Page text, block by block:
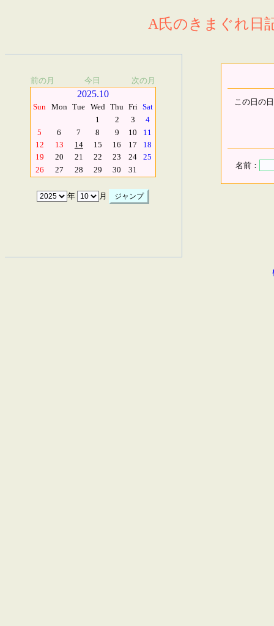
A氏のきまぐれ日
前の月 今日 次の月
2025.10
Sun Mon Tue Wed Thu Fri Sat
1
2 3
4
5
6 7 8 9 10
11
12
13 14 15 16 17
18
19
20 21 22 23 24
25
26
27 28 29 30 31
年 月
この日の
名前：